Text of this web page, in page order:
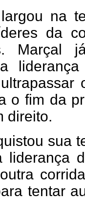
na
da
Marçal
o fim da
direito.
sua
liderança
tentar